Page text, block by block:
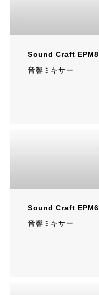
Sound Craft EPM8
音響ミキサー
Sound Craft EPM6
音響ミキサー